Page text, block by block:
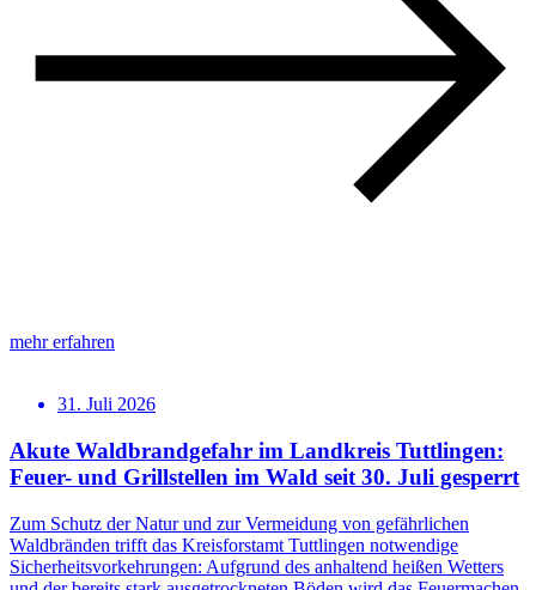
mehr erfahren
31. Juli 2026
Akute Waldbrandgefahr im Landkreis Tuttlingen:
Feuer- und Grillstellen im Wald seit 30. Juli gesperrt
Zum Schutz der Natur und zur Vermeidung von gefährlichen
Waldbränden trifft das Kreisforstamt Tuttlingen notwendige
Sicherheitsvorkehrungen: Aufgrund des anhaltend heißen Wetters